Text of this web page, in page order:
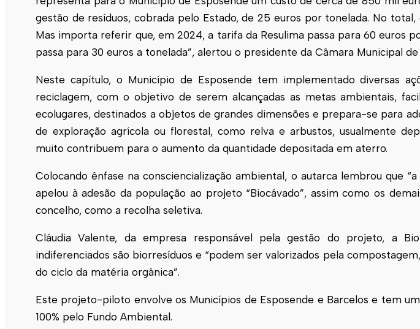
gestão de resíduos, cobrada pelo Estado, de 25 euros por tonelada. No total,
Mas importa referir que, em 2024, a tarifa da Resulima passa para 60 euros
passa para 30 euros a tonelada”, alertou o presidente da Câmara Municipal de
Neste capítulo, o Município de Esposende tem implementado diversas
reciclagem, com o objetivo de serem alcançadas as metas ambientais,
ecolugares, destinados a objetos de grandes dimensões e prepara-se para
de exploração agrícola ou florestal, como relva e arbustos, usualmente
muito contribuem para o aumento da quantidade depositada em aterro.
Colocando ênfase na consciencialização ambiental, o autarca lembrou que
apelou à adesão da população ao projeto “Biocávado”, assim como os
concelho, como a recolha seletiva.
Cláudia Valente, da empresa responsável pela gestão do projeto, a
indiferenciados são biorresíduos e “podem ser valorizados pela
do ciclo da matéria orgânica”.
Este projeto-piloto envolve os Municípios de Esposende e Barcelos e tem
100% pelo Fundo Ambiental.